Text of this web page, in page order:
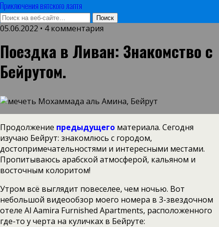
Приключения вятского лаптя
05.06.2022 • 4 комментария
Поездка в Ливан: Знакомство с
Бейрутом.
Продолжение предыдущего материала. Сегодня
изучаю Бейрут: знакомлюсь с городом,
достопримечательностями и интересными местами.
Пропитываюсь арабской атмосферой, кальяном и
восточным колоритом!
Утром всё выглядит повеселее, чем ночью. Вот
небольшой видеообзор моего номера в 3-звездочном
отеле Al Aamira Furnished Apartments, расположенного
где-то у черта на куличках в Бейруте: